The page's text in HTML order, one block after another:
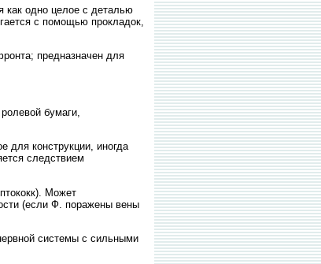
одно целое с деталью
с помощью прокладок,
предназначен для
бумаги,
для конструкции, иногда
следствием
Может
(если Ф. поражены вены
системы с сильными